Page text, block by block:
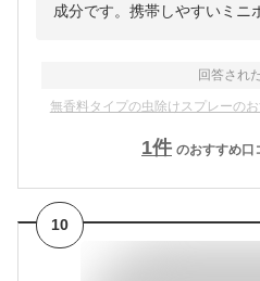
成分です。携帯しやすいミニ
回答され
無香料タイプの虫除けスプレーの
1件 のおすすめ口
10